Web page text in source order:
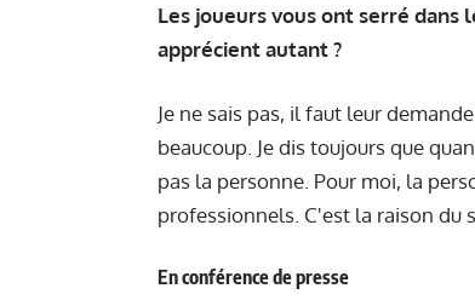
Les joueurs vous ont serré dans
apprécient autant ?
Je ne sais pas, il faut leur
beaucoup. Je dis toujours que
pas la personne. Pour moi, la
professionnels. C'est la raison du
En conférence de presse